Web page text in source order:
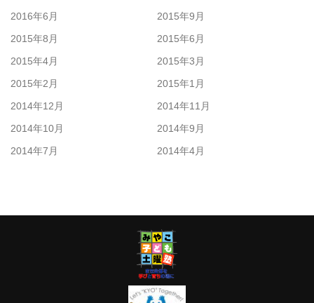
2016年6月
2015年9月
2015年8月
2015年6月
2015年4月
2015年3月
2015年2月
2015年1月
2014年12月
2014年11月
2014年10月
2014年9月
2014年7月
2014年4月